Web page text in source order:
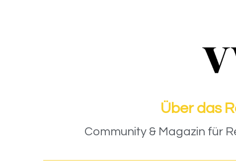
Über das
Community & Magazin für